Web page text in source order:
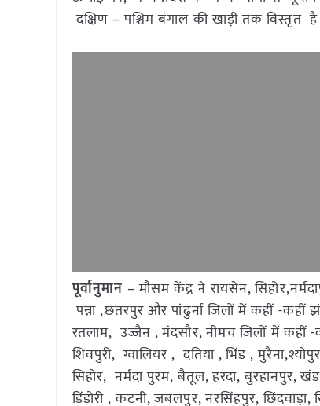
दक्षिण – पश्चिम बंगाल की खाड़ी तक विस्तृत है
पूर्वानुमान – मौसम केंद्र ने रायसेन,
पन्ना ,छतरपुर और पांढुर्ना जिलों में कहीं -कहीं
रतलाम, उज्जैन , मंदसौर, नीमच जिलों में कहीं
शिवपुरी, ग्वालियर , दतिया , भिंड ,
सिहोर, नर्मदा पुरम, बैतूल, हरदा, बुरहानपुर,
डिंडोरी , कटनी, जबलपुर, नरसिंहपुर,